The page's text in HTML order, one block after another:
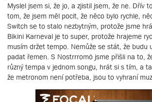
Myslel jsem si, že jo, a zjistil jsem, že ne. Dřív
tom, že jsem měl pocit, že něco bylo rychle,
Switch se to stalo nezbytným, protože jsme
Bikini Karneval je to super, protože hrajeme
musím držet tempo. Nemůže se stát, že budu
padat řemen. S Nostrrromö jsme přišli na to,
různý tempa v jednom songu, hrát si s tím, a
že metronom není potřeba, jsou to vyhraní